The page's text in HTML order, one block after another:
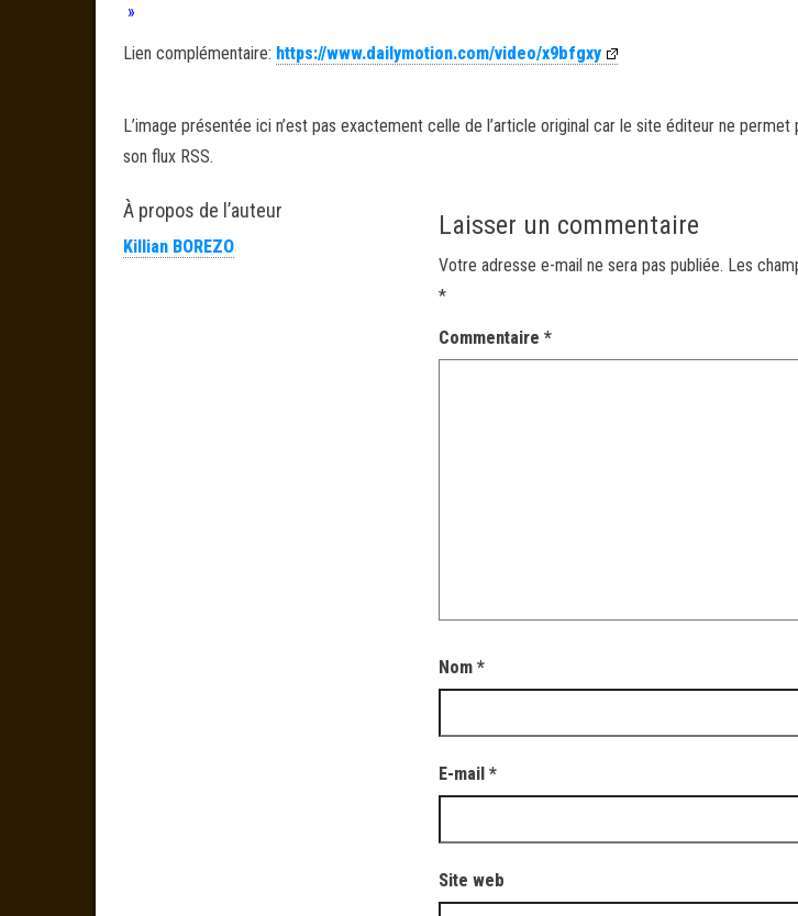
»
Lien complémentaire: https://www.dailymotion.com/video/x9bfgxy
L’image présentée ici n’est pas exactement celle de l’article original car le site éditeur ne
son flux RSS.
À propos de l’auteur
Killian BOREZO
Laisser un commentaire
Votre adresse e-mail ne sera pas publiée. Les
*
Commentaire*
Nom*
E-mail*
Site web